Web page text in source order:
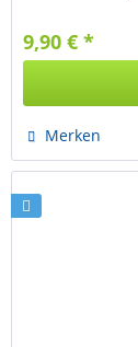
9,90 € *
Merken